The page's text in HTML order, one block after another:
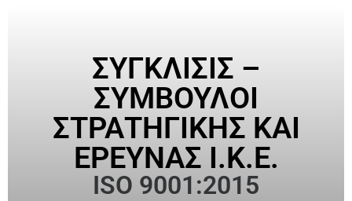
ΣΥΓΚΛΙΣΙΣ –
ΣΥΜΒΟΥΛΟΙ
ΣΤΡΑΤΗΓΙΚΗΣ ΚΑΙ
ΕΡΕΥΝΑΣ Ι.Κ.Ε.
ISO 9001:2015